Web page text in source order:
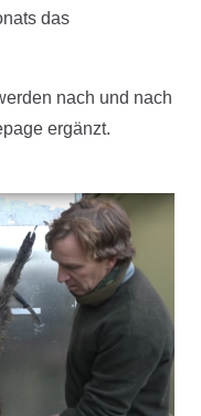
das
nach und nach
ergänzt.